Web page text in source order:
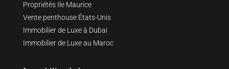
Propriétés Ile Maurice
Vente penthouse États-Unis
Immobilier de Luxe à Dubai
Immobilier de Luxe au Maroc